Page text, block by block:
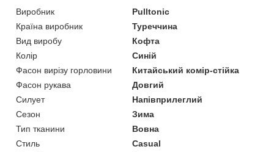
Виробник
Pulltonic
Країна виробник
Туреччина
Вид виробу
Кофта
Колір
Синій
Фасон вирізу горловини
Китайський комір-стійка
Фасон рукава
Довгий
Силует
Напівприлеглий
Сезон
Зима
Тип тканини
Вовна
Стиль
Casual